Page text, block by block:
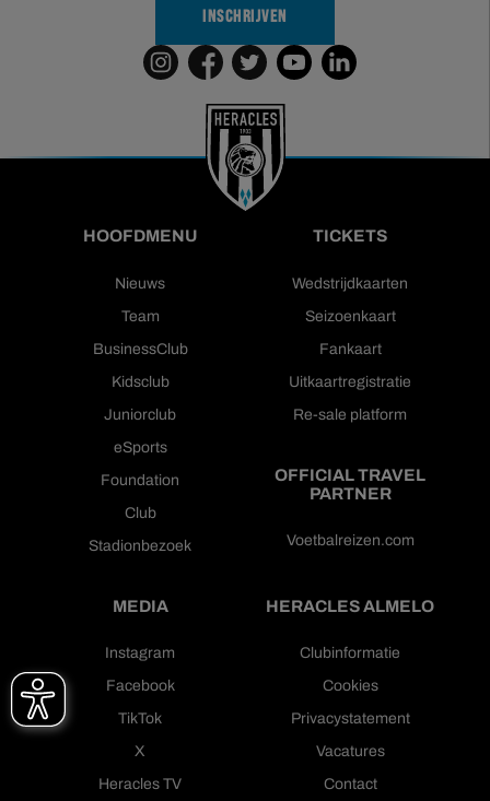
INSCHRIJVEN
HOOFDMENU
Nieuws
Team
BusinessClub
Kidsclub
Juniorclub
eSports
Foundation
Club
Stadionbezoek
TICKETS
Wedstrijdkaarten
Seizoenkaart
Fankaart
Uitkaartregistratie
Re-sale platform
OFFICIAL TRAVEL
PARTNER
Voetbalreizen.com
MEDIA
Instagram
Facebook
TikTok
X
Heracles TV
HERACLES ALMELO
Clubinformatie
Cookies
Privacystatement
Vacatures
Contact